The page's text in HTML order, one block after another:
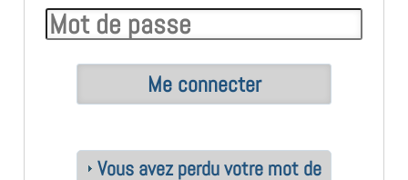
Vous avez perdu votre mot de